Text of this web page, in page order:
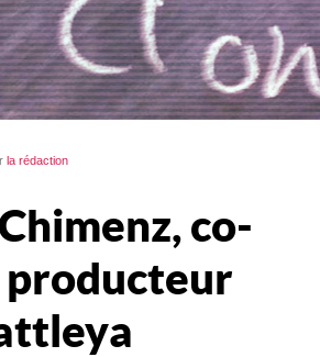
la rédaction
co-
producteur